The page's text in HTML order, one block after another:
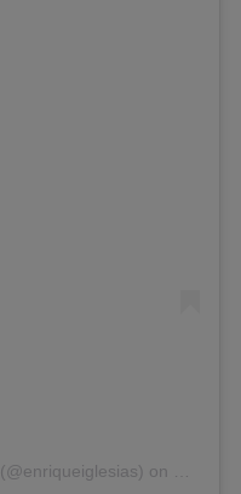
(@enriqueiglesias) on